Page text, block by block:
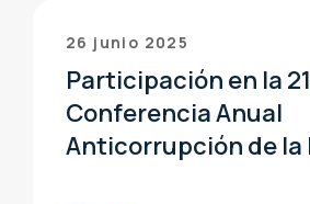
26 junio 2025
Participación en la
Conferencia Anual
Anticorrupción de la